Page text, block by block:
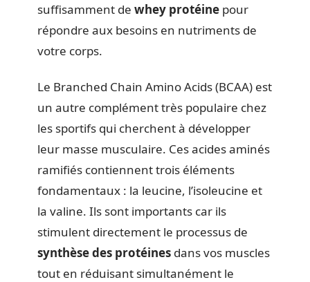
suffisamment de whey protéine pour
répondre aux besoins en nutriments de
votre corps.
Le Branched Chain Amino Acids (BCAA) est
un autre complément très populaire chez
les sportifs qui cherchent à développer
leur masse musculaire. Ces acides aminés
ramifiés contiennent trois éléments
fondamentaux : la leucine, l’isoleucine et
la valine. Ils sont importants car ils
stimulent directement le processus de
synthèse des protéines dans vos muscles
tout en réduisant simultanément le